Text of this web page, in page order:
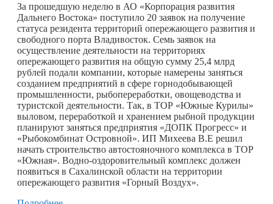
За прошедшую неделю в АО «Корпорация развития
Дальнего Востока» поступило 20 заявок на получение
статуса резидента территорий опережающего развития и
свободного порта Владивосток. Семь заявок на
осуществление деятельности на территориях
опережающего развития на общую сумму 25,4 млрд
рублей подали компании, которые намерены заняться
созданием предприятий в сфере горнодобывающей
промышленности, рыбопереработки, овощеводства и
туристской деятельности. Так, в ТОР «Южные Курилы»
выловом, переработкой и хранением рыбной продукции
планируют заняться предприятия «ДОПК Прогресс» и
«Рыбокомбинат Островной». ИП Михеева В.Е решил
начать строительство автостояночного комплекса в ТОР
«Южная». Водно-оздоровительный комплекс должен
появиться в Сахалинской области на территории
опережающего развития «Горный Воздух».